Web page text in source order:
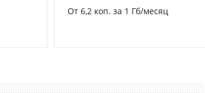
От 6,2 коп. за 1 Гб/месяц